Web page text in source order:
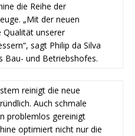
die Reihe der
„Mit der neuen
Qualität unserer
sagt Philip da Silva
Bau- und Betriebshofes.
reinigt die neue
Auch schmale
problemlos gereinigt
optimiert nicht nur die